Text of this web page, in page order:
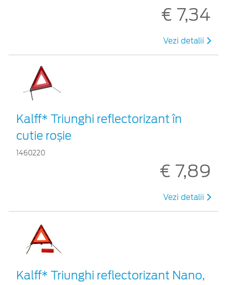
€ 7,34
Vezi detalii
Kalff* Triunghi reflectorizant în
cutie roșie
1460220
€ 7,89
Vezi detalii
Kalff* Triunghi reflectorizant Nano,